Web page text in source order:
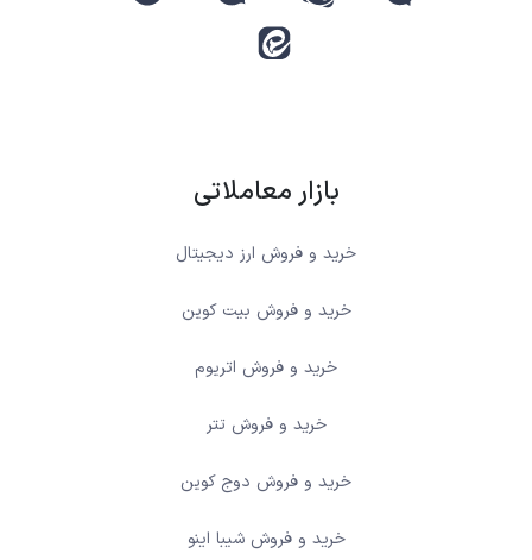
بازار معاملاتی
خرید و فروش ارز دیجیتال
خرید و فروش بیت کوین
خرید و فروش اتریوم
خرید و فروش تتر
خرید و فروش دوج کوین
خرید و فروش شیبا اینو